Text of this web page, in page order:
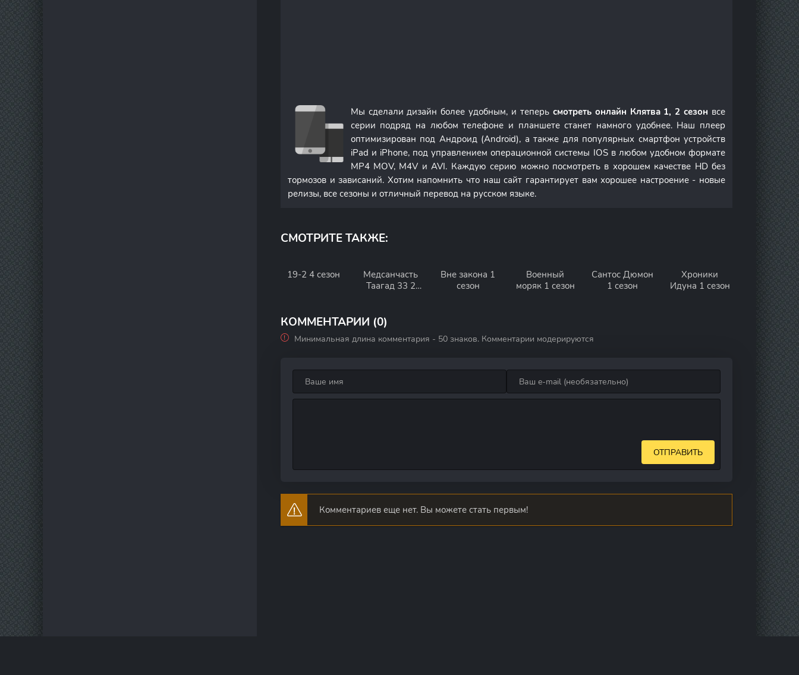
Мы сделали дизайн более удобным, и теперь смотреть онлайн Клятва 1, 2 сезон все
серии подряд на любом телефоне и планшете станет намного удобнее. Наш плеер
оптимизирован под Андроид (Android), а также для популярных смартфон устройств
iPad и iPhone, под управлением операционной системы IOS в любом удобном формате
MP4 MOV, M4V и AVI. Каждую серию можно посмотреть в хорошем качестве HD без
тормозов и зависаний. Хотим напомнить что наш сайт гарантирует вам хорошее настроение - новые
релизы, все сезоны и отличный перевод на русском языке.
СМОТРИТЕ ТАКЖЕ:
19-2 4 сезон
Медсанчасть
Таагад 33 2
Вне закона 1
сезон
Военный
моряк 1 сезон
Сантос Дюмон
1 сезон
Хроники
Идуна 1 сезон
КОММЕНТАРИИ (0)
Минимальная длина комментария - 50 знаков. Комментарии модерируются
ОТПРАВИТЬ
Комментариев еще нет. Вы можете стать первым!